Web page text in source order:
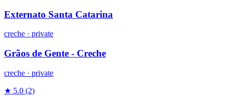
Externato Santa Catarina
creche · private
Grãos de Gente - Creche
creche · private
★ 5.0 (2)